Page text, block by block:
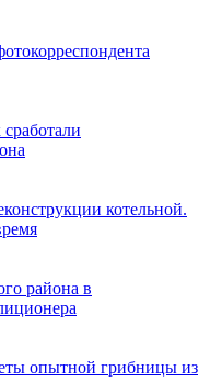
котельной.
района в
опытной грибницы из